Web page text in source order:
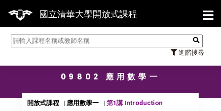
國立清華大學開放式課程
進階搜尋
【
09802 應用數學一
開放式課程 應用數學一 第1講 Introduction